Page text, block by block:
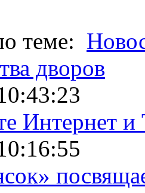
теме:
дворов
Интернет и